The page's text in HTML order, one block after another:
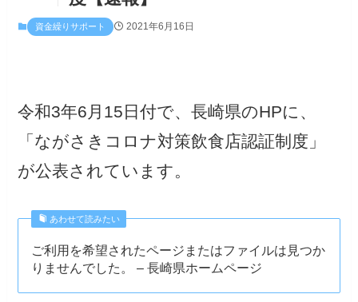
資金繰りサポート 2021年6月16日
令和3年6月15日付で、長崎県のHPに、
「ながさきコロナ対策飲食店認証制度」
が公表されています。
あわせて読みたい
ご利用を希望されたページまたはファイルは見つか
りませんでした。 – 長崎県ホームページ